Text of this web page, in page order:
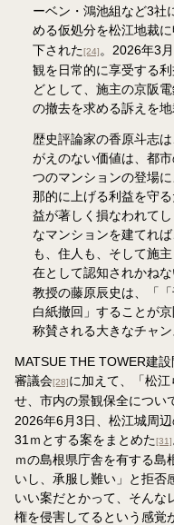
ーベン・鴻池組など3社
める仮処分を松江地裁
下された[24] 。2026年3
観を日常的に享受する
どとして、施主の京阪
の撤去を求める訴えを
歴史評論家の香原斗志
がえのない価値は、都
つのマンションの登場
那的に上げる利益を守
益が著しく損なわれて
なマンションを建てれ
も、住人も、そして施
在として認知されかね
教授の藤原辰史は、「
白紙撤回」することが
称賛される大きなチャ
MATSUE THE TOWER建
審議会[28]に加えて、「松
せ、市内の景観保全につい
2026年6月3日、松江城周
31ｍとする案をまとめた[31]
ｍの島根県庁舎を有する島
いし、承服し難い」と拒否
いい案だとかって、そんな
権を侵害してるという感覚